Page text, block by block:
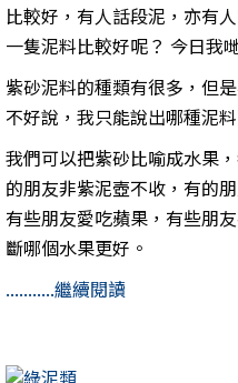
比較好，有人話段泥，亦有
一隻泥料比較好呢？ 今日我
紫砂泥料的種類有很多，但
不好說，我只能說出哪種泥
我們可以把紫砂比喻成水果
的朋友非紫泥壺不收，有的
有些朋友愛吃蘋果，有些朋
斷哪個水果更好。
...........繼續閱讀